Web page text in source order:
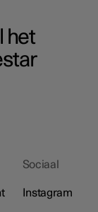
het
Sociaal
Instagram